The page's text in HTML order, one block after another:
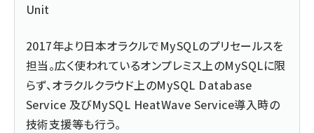
Unit
2017年より日本オラクルでMySQLのプリセールスを
担当。広く使われているオンプレミス上のMySQLに限
らず、オラクルクラウド上のMySQL Database
Service 及びMySQL HeatWave Service導入時の
技術支援等も行う。